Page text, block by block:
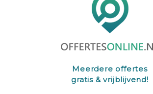
Meerdere offertes
gratis & vrijblijvend!